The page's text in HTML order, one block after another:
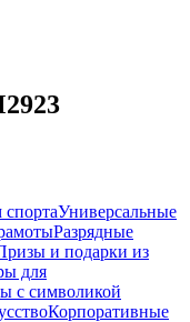
Универсальные
Разрядные
и подарки из
для
с символикой
Корпоративные